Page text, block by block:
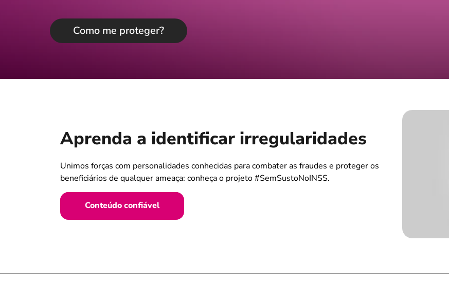
Como me proteger?
Aprenda a identificar irregularidades
Unimos forças com personalidades conhecidas para combater as fraudes e proteger os
beneficiários de qualquer ameaça: conheça o projeto #SemSustoNoINSS.
Conteúdo confiável